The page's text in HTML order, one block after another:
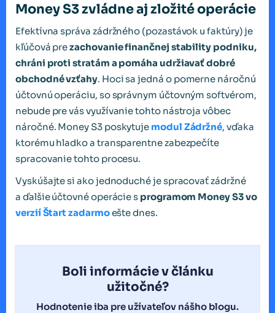
Money S3 zvládne aj zložité operácie
Efektívna správa zádržného (pozastávok u faktúry) je
kľúčová prezachovanie finančnej stability podniku,
chráni proti stratám a pomáha udržiavať dobré
obchodné vzťahy. Hoci sa jedná o pomerne náročnú
účtovnú operáciu, so správnym účtovným softvérom,
nebude pre vás využívanie tohto nástroja vôbec
náročné. Money S3 poskytuje modul Zádržné, vďaka
ktorému hladko a transparentne zabezpečíte
spracovanie tohto procesu.
Vyskúšajte si ako jednoduché je spracovať zádržné
a ďalšie účtovné operácie s programom Money S3 vo
verzií Štart zadarmoešte dnes.
Boli informácie v článku
užitočné?
Hodnotenie iba pre užívateľov nášho blogu.